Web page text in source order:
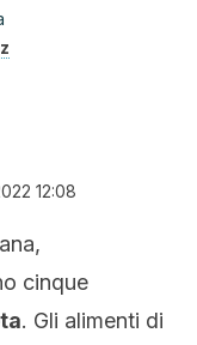
12:08
cinque
. Gli alimenti di